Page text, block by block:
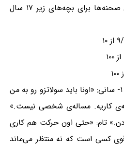
R (تماشای برخی صحنه‌ها برای بچه‌های زیر ۱۷ سال
۱۰
۱- سانی: «اونا باید سولاتزو رو به من
کاریه. مساله‌ی شخصی نیست.»
تام: «حتی اون حرکت هم کاری
۲- ویتو: «قوی کسی است که نه منتظر می‌ماند